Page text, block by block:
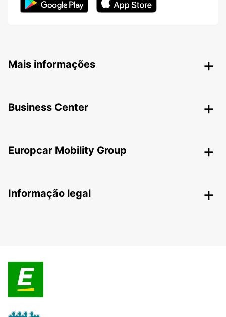
Mais informações
Business Center
Europcar Mobility Group
Informação legal